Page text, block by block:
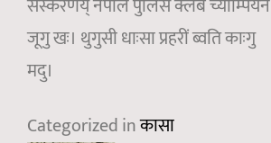
संस्करणय् नेपाल पुलिस क्लब च्याम्पियन
जूगु खः। थुगुसी धाःसा प्रहरीं ब्वति काःगु
मदु।
Categorized inकासा